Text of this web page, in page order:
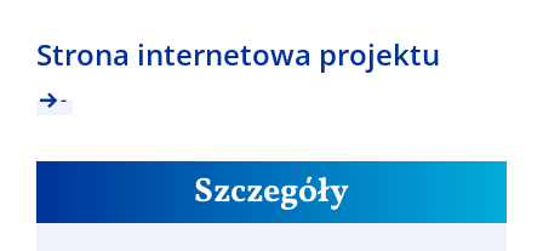
Strona internetowa projektu
-
Szczegóły